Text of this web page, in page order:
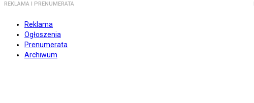
REKLAMA I PRENUMERATA
Reklama
Ogłoszenia
Prenumerata
Archiwum